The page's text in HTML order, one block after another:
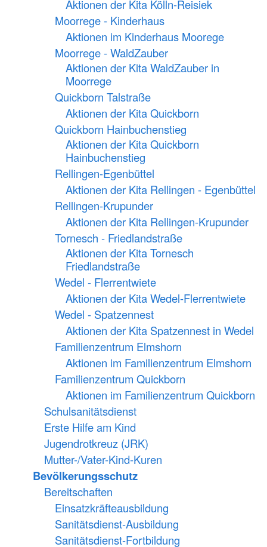
Aktionen der Kita Kölln-Reisiek
Moorrege - Kinderhaus
Aktionen im Kinderhaus Moorege
Moorrege - WaldZauber
Aktionen der Kita WaldZauber in
Moorrege
Quickborn Talstraße
Aktionen der Kita Quickborn
Quickborn Hainbuchenstieg
Aktionen der Kita Quickborn
Hainbuchenstieg
Rellingen-Egenbüttel
Aktionen der Kita Rellingen - Egenbüttel
Rellingen-Krupunder
Aktionen der Kita Rellingen-Krupunder
Tornesch - Friedlandstraße
Aktionen der Kita Tornesch
Friedlandstraße
Wedel - Flerrentwiete
Aktionen der Kita Wedel-Flerrentwiete
Wedel - Spatzennest
Aktionen der Kita Spatzennest in Wedel
Familienzentrum Elmshorn
Aktionen im Familienzentrum Elmshorn
Familienzentrum Quickborn
Aktionen im Familienzentrum Quickborn
Schulsanitätsdienst
Erste Hilfe am Kind
Jugendrotkreuz (JRK)
Mutter-/Vater-Kind-Kuren
Bevölkerungsschutz
Bereitschaften
Einsatzkräfteausbildung
Sanitätsdienst-Ausbildung
Sanitätsdienst-Fortbildung